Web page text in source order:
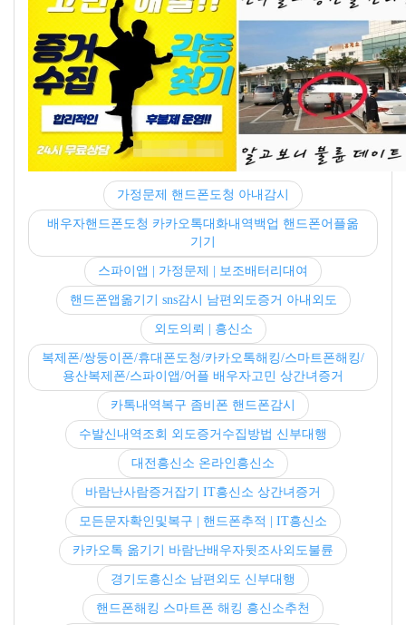
가정문제 핸드폰도청 아내감시
배우자핸드폰도청 카카오톡대화내역백업 핸드폰어플옮
기기
스파이앱 | 가정문제 | 보조배터리대여
핸드폰앱옮기기 sns감시 남편외도증거 아내외도
외도의뢰 | 흥신소
복제폰/쌍둥이폰/휴대폰도청/카카오톡해킹/스마트폰해킹/
용산복제폰/스파이앱/어플 배우자고민 상간녀증거
카톡내역복구 좀비폰 핸드폰감시
수발신내역조회 외도증거수집방법 신부대행
대전흥신소 온라인흥신소
바람난사람증거잡기 IT흥신소 상간녀증거
모든문자확인및복구 | 핸드폰추적 | IT흥신소
카카오톡 옮기기 바람난배우자뒷조사외도불륜
경기도흥신소 남편외도 신부대행
핸드폰해킹 스마트폰 해킹 흥신소추천